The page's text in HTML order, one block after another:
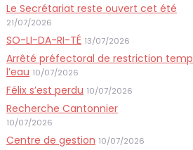
Le Secrétariat reste ouvert cet été
21/07/2026
SO-LI-DA-RI-TÉ 13/07/2026
Arrêté préfectoral de restriction
l’eau 10/07/2026
Félix s’est perdu 10/07/2026
Recherche Cantonnier
10/07/2026
Centre de gestion 10/07/2026